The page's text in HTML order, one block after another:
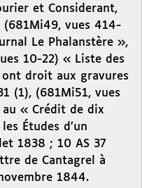
et Considerant,
(681Mi49, vues 414-
Le Phalanstère »,
10-22) « Liste des
droit aux gravures
(1), (681Mi51, vues
« Crédit de dix
Études d’un
1838 ; 10 AS 37
de Cantagrel à
1844.